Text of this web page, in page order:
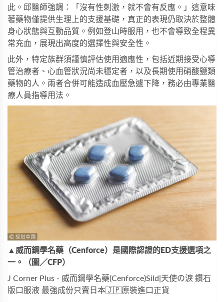
此。邱醫師強調：「沒有性刺激，就不會有反應。」這意味
著藥物僅提供生理上的支援基礎，真正的表現仍取決於整體
身心狀態與互動品質。例如登山時服用，也不會導致全程異
常充血，展現出高度的選擇性與安全性。
此外，特定族群須謹慎評估使用適應性，包括近期接受心導
管治療者、心血管狀況尚未穩定者，以及長期使用硝酸鹽類
藥物的人。兩者合併可能造成血壓急遽下降，務必由專業醫
療人員指導用法。
▲威而鋼學名藥（Cenforce）是國際認證的ED支援選項之
一。（圖／CFP）
J Corner Plus - 威而鋼學名藥(Cenforce)Sild|天使の淚 鑽石
版口服液 最強成份只賣日本🇯🇵原裝進口正貨